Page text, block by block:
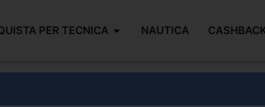
PER TECNICA NAUTICA